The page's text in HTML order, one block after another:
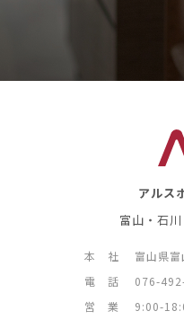
アルス
富山・石
本 社
富山県
電 話
076-
営 業
9:00-